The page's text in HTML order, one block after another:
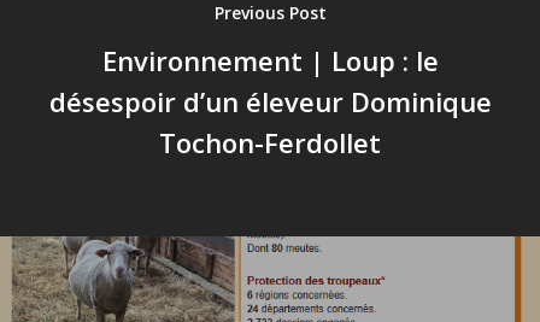
Previous Post
Environnement | Loup : le
désespoir d’un éleveur Dominique
Tochon-Ferdollet